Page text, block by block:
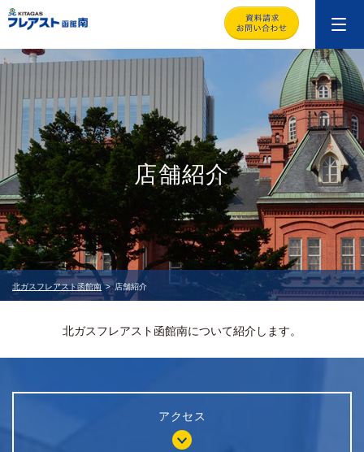
店舗紹介
北ガスフレアスト函館南 店舗紹介
北ガスフレアスト函館南について紹介します。
アクセス